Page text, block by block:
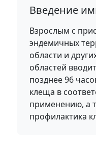
Введение
Взрослым с
эндемичных
области и
областей
позднее 96
клеща в
применению, а
профилактика